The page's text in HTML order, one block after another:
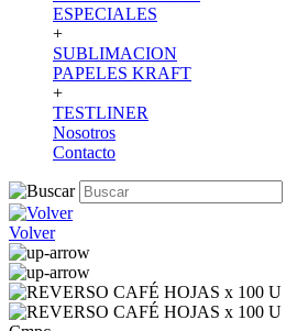
ESPECIALES
+
SUBLIMACION
PAPELES KRAFT
+
TESTLINER
Nosotros
Contacto
Volver